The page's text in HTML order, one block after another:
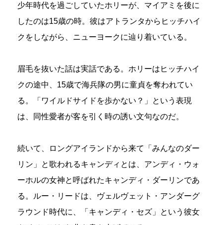
少年時代を過ごしていたホリーが、マイアミを後に
したのは15歳の時。彼はアトランタからヒッチハイ
クをしながら、ニューヨークに辿り着いている。
眉毛を抜いた話は実話である。ホリーはヒッチハイ
クの途中、15歳で海兵隊の男に童貞を奪われてい
る。「ワイルドサイドを歩かない？」という表現
は、同性愛者が客を引く時の誘い文句なのだ。
続いて、ロングアイランドから来て「みんなのダー
リン」と歌われるキャンディとは、アンディ・ウォ
ーホルの女神と呼ばれたキャンディ・ダーリンであ
る。ルー・リードは、ヴェルヴェット・アンダーグ
ラウンド時代に、「キャンディ・セズ」という彼女